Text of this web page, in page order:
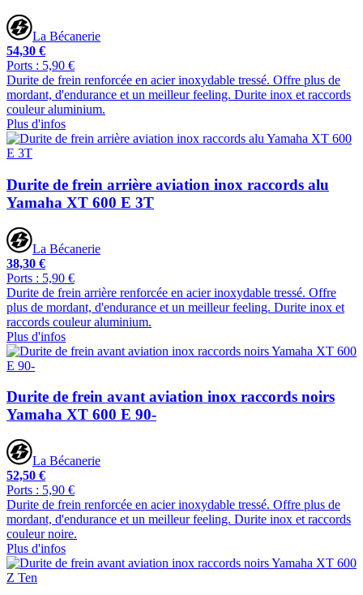
La Bécanerie
54,30 €
Ports : 5,90 €
Durite de frein renforcée en acier inoxydable tressé. Offre plus de
mordant, d'endurance et un meilleur feeling. Durite inox et raccords
couleur aluminium.
Plus d'infos
Durite de frein arrière aviation inox raccords alu
Yamaha XT 600 E 3T
La Bécanerie
38,30 €
Ports : 5,90 €
Durite de frein arrière renforcée en acier inoxydable tressé. Offre
plus de mordant, d'endurance et un meilleur feeling. Durite inox et
raccords couleur aluminium.
Plus d'infos
Durite de frein avant aviation inox raccords noirs
Yamaha XT 600 E 90-
La Bécanerie
52,50 €
Ports : 5,90 €
Durite de frein renforcée en acier inoxydable tressé. Offre plus de
mordant, d'endurance et un meilleur feeling. Durite inox et raccords
couleur noire.
Plus d'infos